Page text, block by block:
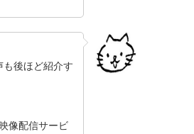
後ほど紹介す
像配信サービ